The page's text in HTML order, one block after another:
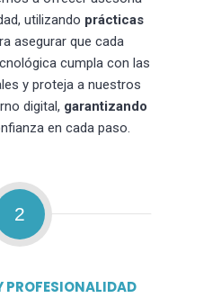
utilizando prácticas
asegurar que cada
cumpla con las
y proteja a nuestros
digital, garantizando
en cada paso.
2
PROFESIONALIDAD